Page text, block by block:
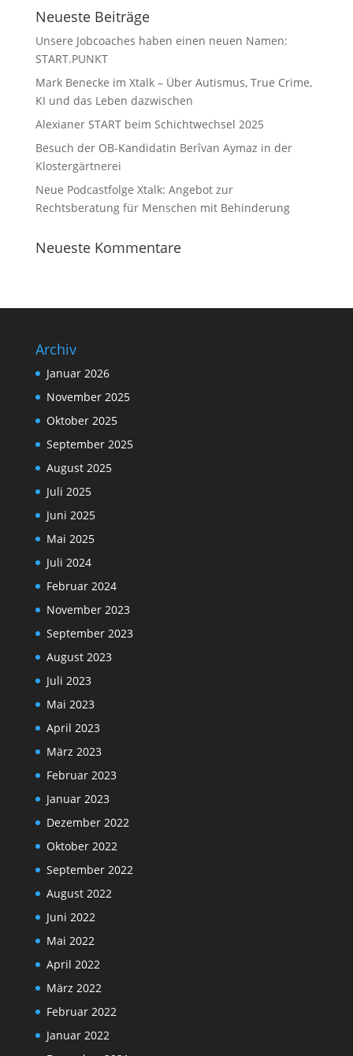
Neueste Beiträge
Unsere Jobcoaches haben einen neuen Namen:
START.PUNKT
Mark Benecke im Xtalk – Über Autismus, True Crime,
KI und das Leben dazwischen
Alexianer START beim Schichtwechsel 2025
Besuch der OB-Kandidatin Berîvan Aymaz in der
Klostergärtnerei
Neue Podcastfolge Xtalk: Angebot zur
Rechtsberatung für Menschen mit Behinderung
Neueste Kommentare
Archiv
Januar 2026
November 2025
Oktober 2025
September 2025
August 2025
Juli 2025
Juni 2025
Mai 2025
Juli 2024
Februar 2024
November 2023
September 2023
August 2023
Juli 2023
Mai 2023
April 2023
März 2023
Februar 2023
Januar 2023
Dezember 2022
Oktober 2022
September 2022
August 2022
Juni 2022
Mai 2022
April 2022
März 2022
Februar 2022
Januar 2022